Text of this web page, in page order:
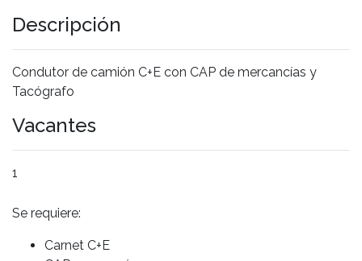
Descripción
Condutor de camión C+E con CAP de mercancías y
Tacógrafo
Vacantes
1
Se requiere:
Carnet C+E